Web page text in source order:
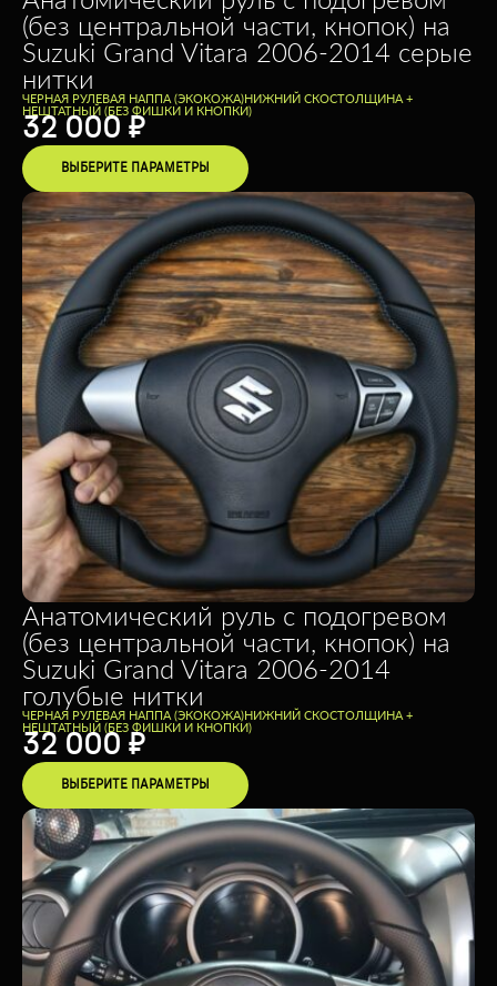
(без центральной части, кнопок) на
Suzuki Grand Vitara 2006-2014 серые
нитки
ЧЕРНАЯ РУЛЕВАЯ НАППА (ЭКОКОЖА)НИЖНИЙ СКОСТОЛЩИНА +
НЕШТАТНЫЙ (БЕЗ ФИШКИ И КНОПКИ)
32 000 ₽
ВЫБЕРИТЕ ПАРАМЕТРЫ
Анатомический руль с подогревом
(без центральной части, кнопок) на
Suzuki Grand Vitara 2006-2014
голубые нитки
ЧЕРНАЯ РУЛЕВАЯ НАППА (ЭКОКОЖА)НИЖНИЙ СКОСТОЛЩИНА +
НЕШТАТНЫЙ (БЕЗ ФИШКИ И КНОПКИ)
32 000 ₽
ВЫБЕРИТЕ ПАРАМЕТРЫ